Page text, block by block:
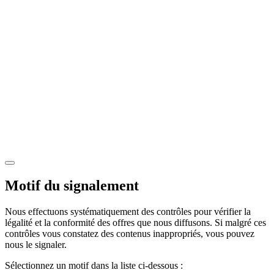
Motif du signalement
Nous effectuons systématiquement des contrôles pour vérifier la
légalité et la conformité des offres que nous diffusons. Si malgré ces
contrôles vous constatez des contenus inappropriés, vous pouvez
nous le signaler.
Sélectionnez un motif dans la liste ci-dessous :